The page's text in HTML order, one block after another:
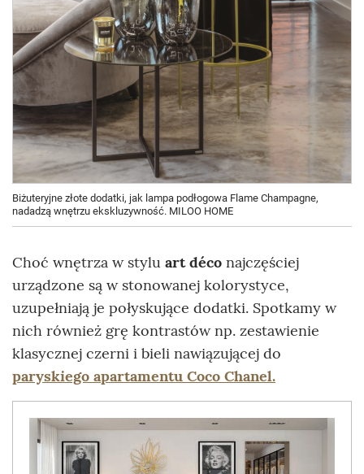
Biżuteryjne złote dodatki, jak lampa podłogowa Flame Champagne,
nadadzą wnętrzu ekskluzywność. MILOO HOME
Choć wnętrza w stylu art déco najczęściej
urządzone są w stonowanej kolorystyce,
uzupełniają je połyskujące dodatki. Spotkamy w
nich również grę kontrastów np. zestawienie
klasycznej czerni i bieli nawiązującej do
paryskiego apartamentu Coco Chanel.